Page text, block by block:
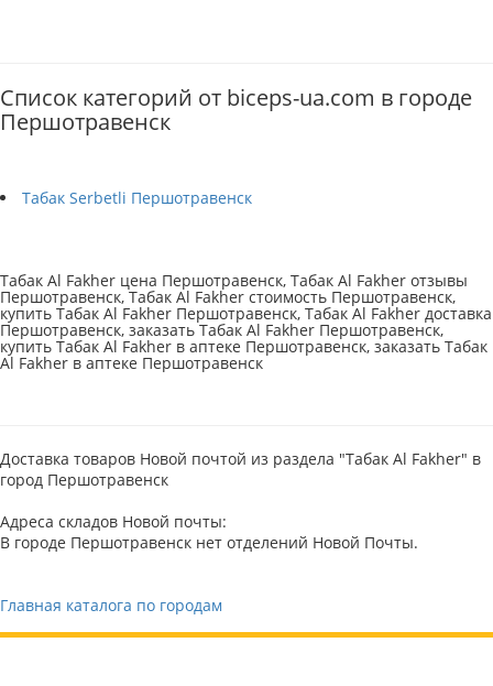
Список категорий от biceps-ua.com в городе
Першотравенск
Табак Serbetli Першотравенск
Табак Al Fakher цена Першотравенск, Табак Al Fakher отзывы
Першотравенск, Табак Al Fakher стоимость Першотравенск,
купить Табак Al Fakher Першотравенск, Табак Al Fakher доставка
Першотравенск, заказать Табак Al Fakher Першотравенск,
купить Табак Al Fakher в аптеке Першотравенск, заказать Табак
Al Fakher в аптеке Першотравенск
Доставка товаров Новой почтой из раздела "Табак Al Fakher" в
город Першотравенск
Адреса складов Новой почты:
В городе Першотравенск нет отделений Новой Почты.
Главная каталога по городам